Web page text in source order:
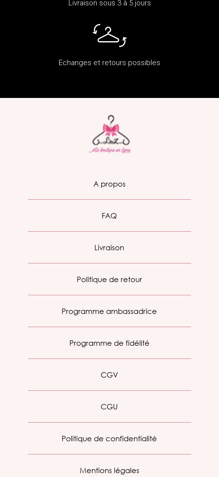
Livraison sous 3 à 5 jours
Echanges et retours possibles
A propos
FAQ
Livraison
Politique de retour
Programme ambassadrice
Programme de fidélité
CGV
CGU
Politique de confidentialité
Mentions légales